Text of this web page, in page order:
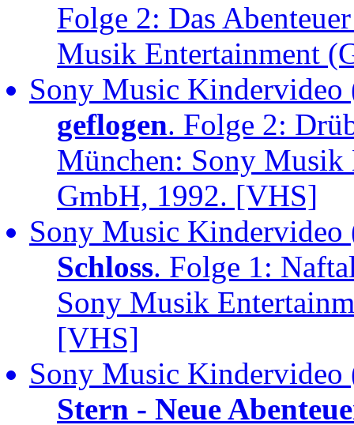
Folge 2: Das
Musik Entertainment
Sony Music
geflogen. Folge 2:
München: Sony Musik
GmbH, 1992. [VHS]
Sony Music
Schloss. Folge 1:
Sony Musik
[VHS]
Sony Music
Stern - Neue